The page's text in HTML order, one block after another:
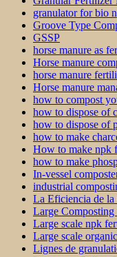
granulator for bio
Groove Type
GSSP
horse manure as
Horse manure
horse manure
Horse manure
how to compost
how to dispose of
how to dispose of
how to make
How to make npk
how to make
In-vessel
industrial
La Eficiencia de
Large
Large scale npk
Large scale
Lignes de